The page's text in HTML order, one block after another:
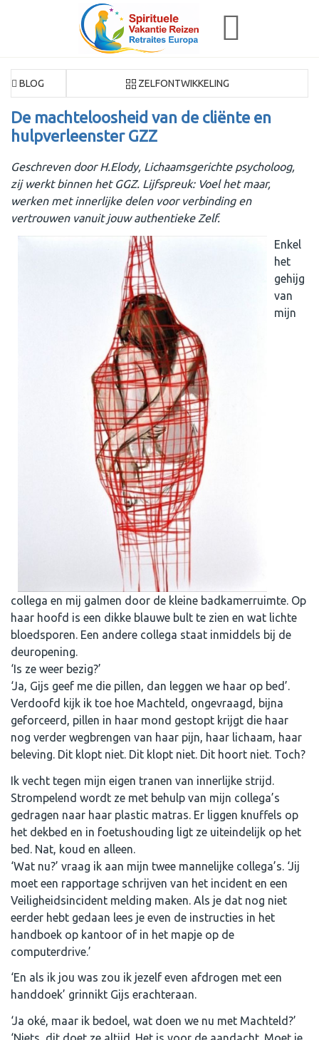
BLOG ZELFONTWIKKELING
De machteloosheid van de cliënte en
hulpverleenster GZZ
Geschreven door H.Elody, Lichaamsgerichte psycholoog,
zij werkt binnen het GGZ. Lijfspreuk: Voel het maar,
werken met innerlijke delen voor verbinding en
vertrouwen vanuit jouw authentieke Zelf.
Enkel
het
gehijg
van
mijn
collega en mij galmen door de kleine badkamerruimte. Op
haar hoofd is een dikke blauwe bult te zien en wat lichte
bloedsporen. Een andere collega staat inmiddels bij de
deuropening.
‘Is ze weer bezig?’
‘Ja, Gijs geef me die pillen, dan leggen we haar op bed’.
Verdoofd kijk ik toe hoe Machteld, ongevraagd, bijna
geforceerd, pillen in haar mond gestopt krijgt die haar
nog verder wegbrengen van haar pijn, haar lichaam, haar
beleving. Dit klopt niet. Dit klopt niet. Dit hoort niet. Toch?
Ik vecht tegen mijn eigen tranen van innerlijke strijd.
Strompelend wordt ze met behulp van mijn collega’s
gedragen naar haar plastic matras. Er liggen knuffels op
het dekbed en in foetushouding ligt ze uiteindelijk op het
bed. Nat, koud en alleen.
‘Wat nu?’ vraag ik aan mijn twee mannelijke collega’s. ‘Jij
moet een rapportage schrijven van het incident en een
Veiligheidsincident melding maken. Als je dat nog niet
eerder hebt gedaan lees je even de instructies in het
handboek op kantoor of in het mapje op de
computerdrive.’
‘En als ik jou was zou ik jezelf even afdrogen met een
handdoek’ grinnikt Gijs erachteraan.
‘Ja oké, maar ik bedoel, wat doen we nu met Machteld?’